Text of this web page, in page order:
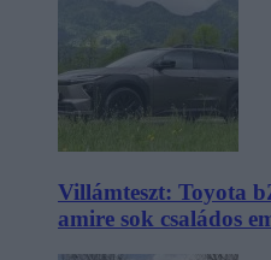
Villámteszt: Toyota
amire sok családos